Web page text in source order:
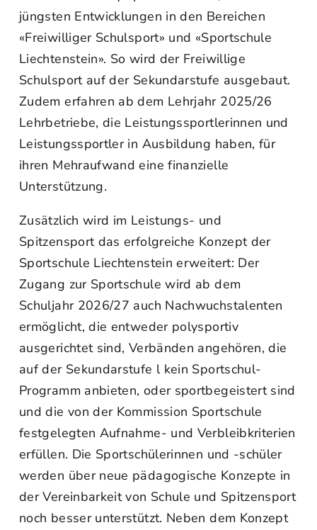
jüngsten Entwicklungen in den Bereichen
«Freiwilliger Schulsport» und «Sportschule
Liechtenstein». So wird der Freiwillige
Schulsport auf der Sekundarstufe ausgebaut.
Zudem erfahren ab dem Lehrjahr 2025/26
Lehrbetriebe, die Leistungssportlerinnen und
Leistungssportler in Ausbildung haben, für
ihren Mehraufwand eine finanzielle
Unterstützung.
Zusätzlich wird im Leistungs- und
Spitzensport das erfolgreiche Konzept der
Sportschule Liechtenstein erweitert: Der
Zugang zur Sportschule wird ab dem
Schuljahr 2026/27 auch Nachwuchstalenten
ermöglicht, die entweder polysportiv
ausgerichtet sind, Verbänden angehören, die
auf der Sekundarstufe l kein Sportschul-
Programm anbieten, oder sportbegeistert sind
und die von der Kommission Sportschule
festgelegten Aufnahme- und Verbleibkriterien
erfüllen. Die Sportschülerinnen und -schüler
werden über neue pädagogische Konzepte in
der Vereinbarkeit von Schule und Spitzensport
noch besser unterstützt. Neben dem Konzept